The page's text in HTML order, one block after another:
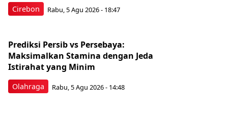
Cirebon Rabu, 5 Agu 2026 - 18:47
Olahraga
Prediksi Persib vs Persebaya:
Maksimalkan Stamina dengan Jeda
Istirahat yang Minim
Rabu, 5 Agu 2026 - 14:48